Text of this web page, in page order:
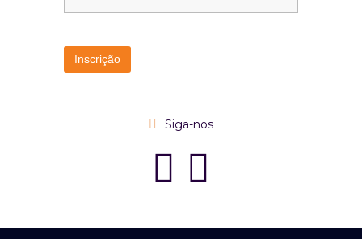
Siga-nos